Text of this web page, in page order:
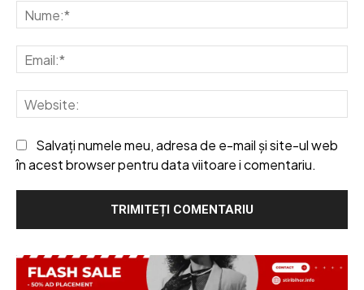
Salvați numele meu, adresa de e-mail și site-ul web
în acest browser pentru data viitoare i comentariu.